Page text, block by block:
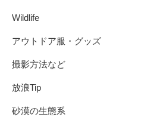
Wildlife
アウトドア服・グッズ
撮影方法など
放浪Tip
砂漠の生態系